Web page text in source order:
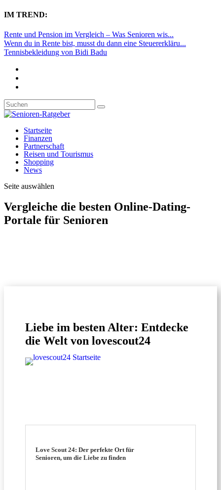
IM TREND:
Rente und Pension im Vergleich – Was Senioren wis...
Wenn du in Rente bist, musst du dann eine Steuererkläru...
Tennisbekleidung von Bidi Badu
Startseite
Finanzen
Partnerschaft
Reisen und Tourismus
Shopping
News
Seite auswählen
Vergleiche die besten Online-Dating-
Portale für Senioren
Liebe im besten Alter: Entdecke
die Welt von lovescout24
Love Scout 24: Der perfekte Ort für
Senioren, um die Liebe zu finden